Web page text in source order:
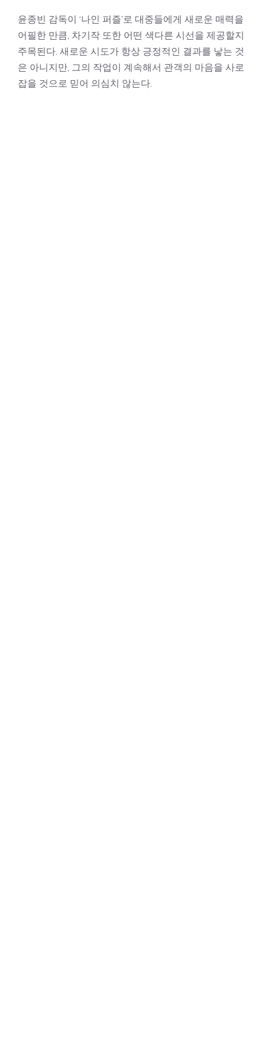
윤종빈 감독이 ‘나인 퍼즐’로 대중들에게 새로운 매력을
어필한 만큼, 차기작 또한 어떤 색다른 시선을 제공할지
주목된다. 새로운 시도가 항상 긍정적인 결과를 낳는 것
은 아니지만, 그의 작업이 계속해서 관객의 마음을 사로
잡을 것으로 믿어 의심치 않는다.